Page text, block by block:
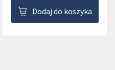
Dodaj do koszyka